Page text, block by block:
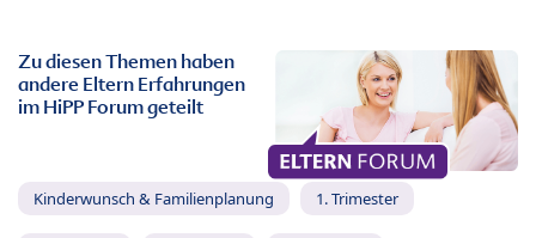
Zu diesen Themen haben
andere Eltern Erfahrungen
im HiPP Forum geteilt
Kinderwunsch & Familienplanung 1. Trimester